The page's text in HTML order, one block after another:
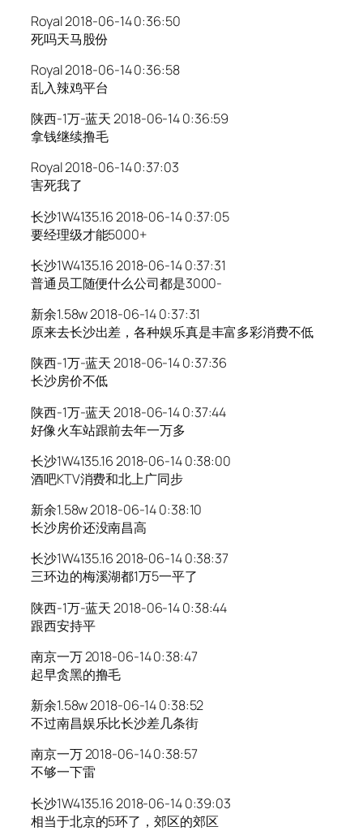
Royal 2018-06-14 0:36:50
死吗天马股份
Royal 2018-06-14 0:36:58
乱入辣鸡平台
陕西-1万-蓝天 2018-06-14 0:36:59
拿钱继续撸毛
Royal 2018-06-14 0:37:03
害死我了
长沙1W4135.16 2018-06-14 0:37:05
要经理级才能5000+
长沙1W4135.16 2018-06-14 0:37:31
普通员工随便什么公司都是3000-
新余1.58w 2018-06-14 0:37:31
原来去长沙出差，各种娱乐真是丰富多彩消费不低
陕西-1万-蓝天 2018-06-14 0:37:36
长沙房价不低
陕西-1万-蓝天 2018-06-14 0:37:44
好像火车站跟前去年一万多
长沙1W4135.16 2018-06-14 0:38:00
酒吧KTV消费和北上广同步
新余1.58w 2018-06-14 0:38:10
长沙房价还没南昌高
长沙1W4135.16 2018-06-14 0:38:37
三环边的梅溪湖都1万5一平了
陕西-1万-蓝天 2018-06-14 0:38:44
跟西安持平
南京一万 2018-06-14 0:38:47
起早贪黑的撸毛
新余1.58w 2018-06-14 0:38:52
不过南昌娱乐比长沙差几条街
南京一万 2018-06-14 0:38:57
不够一下雷
长沙1W4135.16 2018-06-14 0:39:03
相当于北京的5环了，郊区的郊区